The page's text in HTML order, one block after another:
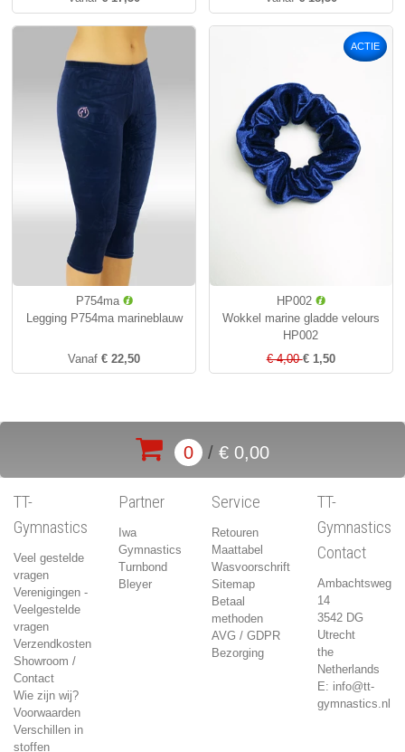
P754ma
Legging P754ma marineblauw
Vanaf € 22,50
ACTIE
HP002
Wokkel marine gladde velours
HP002
€ 4,00€ 1,50
0 / € 0,00
TT-
Gymnastics
Veel gestelde
vragen
Verenigingen -
Veelgestelde
vragen
Verzendkosten
Showroom /
Contact
Wie zijn wij?
Voorwaarden
Verschillen in
stoffen
Partner
Iwa
Gymnastics
Turnbond
Bleyer
Service
Retouren
Maattabel
Wasvoorschrift
Sitemap
Betaal
methoden
AVG / GDPR
Bezorging
TT-
Gymnastics
Contact
Ambachtsweg
14
3542 DG
Utrecht
the
Netherlands
E: info@tt-
gymnastics.nl